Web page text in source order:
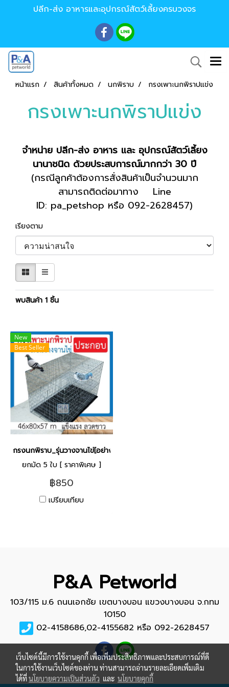
ปลีก-ส่ง อาหารและอุปกรณ์สัตว์เลี้ยงครบวงจร
หน้าแรก สินค้าทั้งหมด นกพิราบ กรงเพาะนกพิราปแข่ง
กรงเพาะนกพิราปแข่ง
จำหน่าย ปลีก-ส่ง อาหาร และ อุปกรณ์สัตว์เลี้ยง
นานาชนิด ด้วยประสบการณ์มากกว่า 30 ปี
(กรณีลูกค้าต้องการสั่งสินค้าเป็นจำนวนมาก
สามารถติดต่อมาทาง Line
ID: pa_petshop หรือ 092-2628457)
เรียงตาม
พบสินค้า 1 ชิ้น
New
Best Seller
กรงนกพิราบ_รุ่นวางจานไข่[อย่างดี]
ยกมัด 5 ใบ [ ราคาพิเศษ ]
฿850
เปรียบเทียบ
P&A Petworld
103/115 ม.6 ถนนเอกชัย เขตบางบอน แขวงบางบอน จ.กทม
10150
02-4158686,02-4155682 หรือ 092-2628457
เว็บไซต์นี้มีการใช้งานคุกกี้ เพื่อเพิ่มประสิทธิภาพและประสบการณ์ที่ดี
ในการใช้งานเว็บไซต์ของท่าน ท่านสามารถอ่านรายละเอียดเพิ่มเติม
ได้ที่นโยบายความเป็นส่วนตัว และ นโยบายคุกกี้